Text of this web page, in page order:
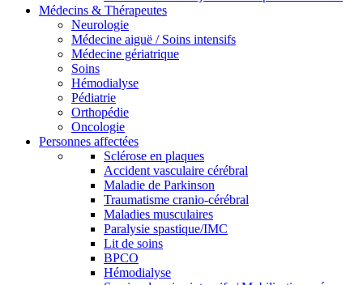
Médecins & Thérapeutes
Neurologie
Médecine aiguë / Soins intensifs
Médecine gériatrique
Soins
Hémodialyse
Pédiatrie
Orthopédie
Oncologie
Personnes affectées
Sclérose en plaques
Accident vasculaire cérébral
Maladie de Parkinson
Traumatisme cranio-cérébral
Maladies musculaires
Paralysie spastique/IMC
Lit de soins
BPCO
Hémodialyse